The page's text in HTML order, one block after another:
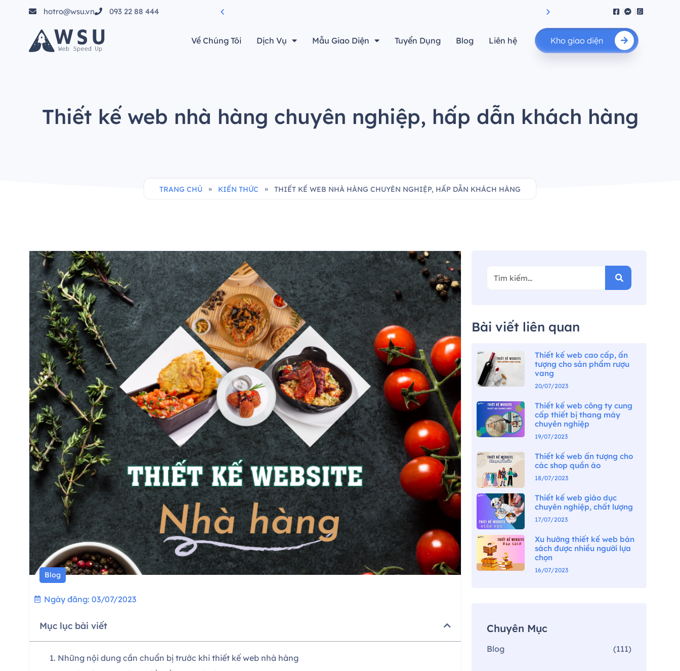
hotro@wsu.vn
093 22 88 444
Về Chúng Tôi Dịch Vụ Mẫu Giao Diện Tuyển Dụng Blog Liên hệ Kho giao diện
Thiết kế web nhà hàng chuyên nghiệp, hấp dẫn khách hàng
TRANG CHỦ » KIẾN THỨC » THIẾT KẾ WEB NHÀ HÀNG CHUYÊN NGHIỆP, HẤP DẪN KHÁCH HÀNG
Blog
Ngày đăng: 03/07/2023
Mục lục bài viết
1. Những nội dung cần chuẩn bị trước khi thiết kế web nhà hàng
Bài viết liên quan
Thiết kế web cao cấp, ấn
tượng cho sản phẩm rượu
vang
20/07/2023
Thiết kế web công ty cung
cấp thiết bị thang máy
chuyên nghiệp
19/07/2023
Thiết kế web ấn tượng cho
các shop quần áo
18/07/2023
Thiết kế web giáo dục
chuyên nghiệp, chất lượng
17/07/2023
Xu hướng thiết kế web bán
sách được nhiều người lựa
chọn
16/07/2023
Chuyên Mục
Blog (111)